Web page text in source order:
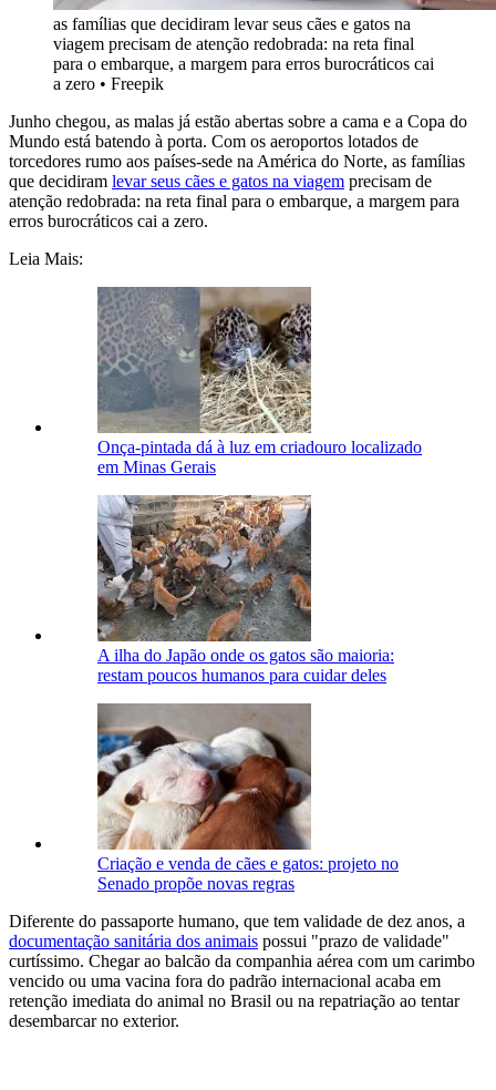
as famílias que decidiram levar seus cães e gatos na
viagem precisam de atenção redobrada: na reta final
para o embarque, a margem para erros burocráticos cai
a zero • Freepik
Junho chegou, as malas já estão abertas sobre a cama e a Copa do
Mundo está batendo à porta. Com os aeroportos lotados de
torcedores rumo aos países-sede na América do Norte, as famílias
que decidiram levar seus cães e gatos na viagem precisam de
atenção redobrada: na reta final para o embarque, a margem para
erros burocráticos cai a zero.
Leia Mais:
Onça-pintada dá à luz em criadouro localizado
em Minas Gerais
A ilha do Japão onde os gatos são maioria:
restam poucos humanos para cuidar deles
Criação e venda de cães e gatos: projeto no
Senado propõe novas regras
Diferente do passaporte humano, que tem validade de dez anos, a
documentação sanitária dos animais possui "prazo de validade"
curtíssimo. Chegar ao balcão da companhia aérea com um carimbo
vencido ou uma vacina fora do padrão internacional acaba em
retenção imediata do animal no Brasil ou na repatriação ao tentar
desembarcar no exterior.